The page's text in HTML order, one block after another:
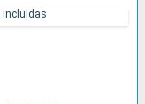
incluidas